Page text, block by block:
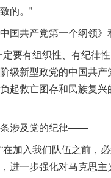
的。”
共产党第一个纲领》
有组织性、有纪律性
级新型政党的中国共
起救亡图存和民族复
涉及党的纪律——
入我们队伍之前，必
进一步强化对马克思主